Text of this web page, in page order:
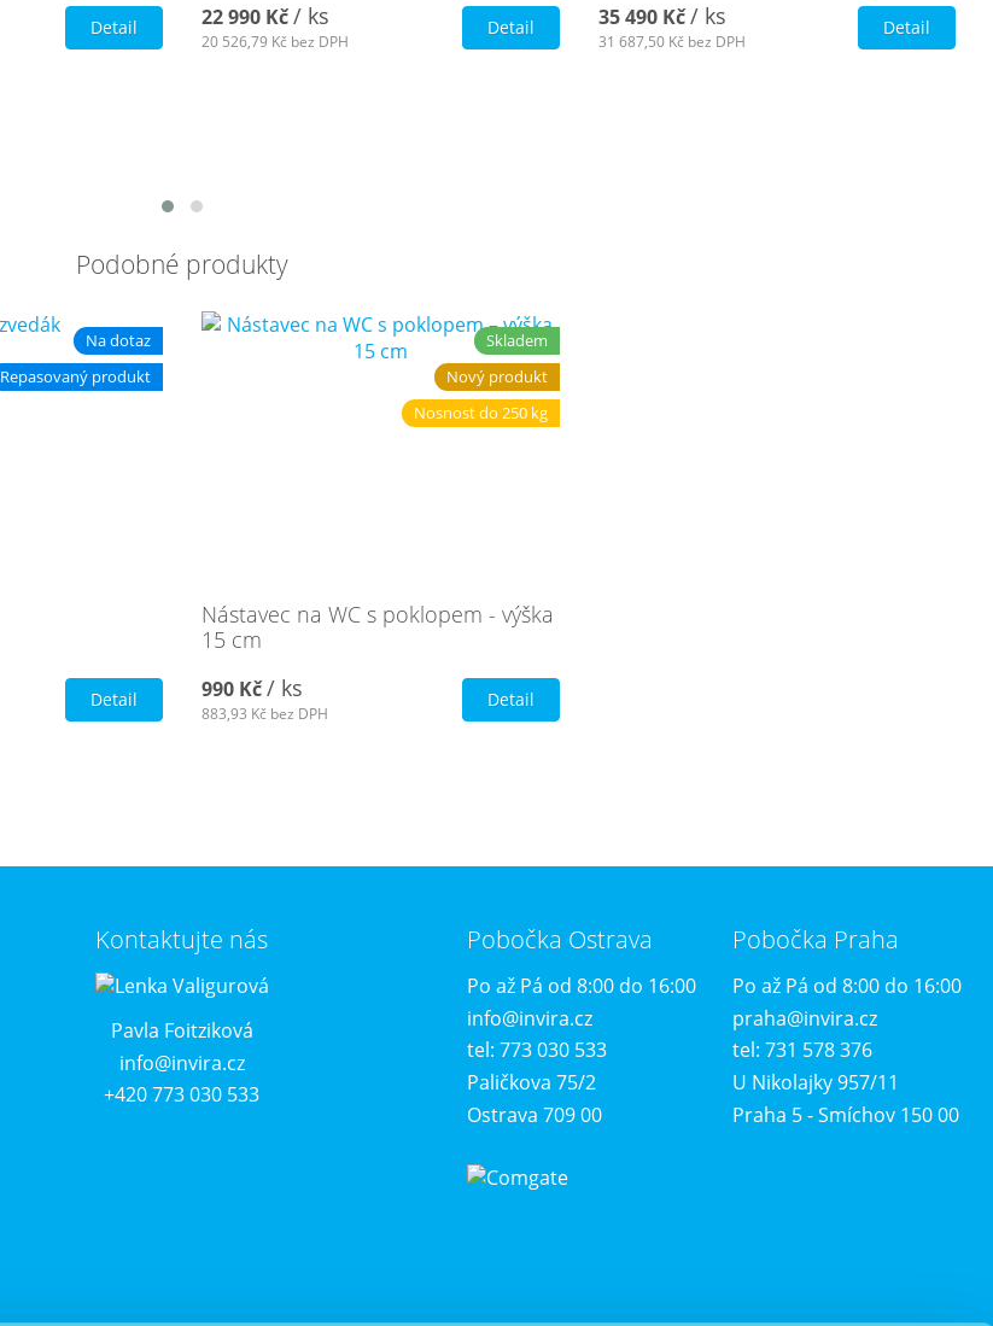
Detail 22 990 Kč/ ks
20 526,79 Kč bez DPH
Detail 35 490 Kč / ks
31 687,50 Kč bez DPH
Detail
Podobné produkty
Na dotaz
Repasovaný produkt
Detail
Skladem
Nový produkt
Nosnost do 250 kg
Nástavec na WC s poklopem - výška
15 cm
990 Kč/ ks
883,93 Kč bez DPH
Detail
Kontaktujte nás
Pavla Foitziková
info@invira.cz
+420 773 030 533
Pobočka Ostrava
Po až Pá od 8:00 do 16:00
info@invira.cz
tel: 773 030 533
Paličkova 75/2
Ostrava 709 00
Pobočka Praha
Po až Pá od 8:00 do 16:00
praha@invira.cz
tel: 731 578 376
U Nikolajky 957/11
Praha 5 - Smíchov 150 00